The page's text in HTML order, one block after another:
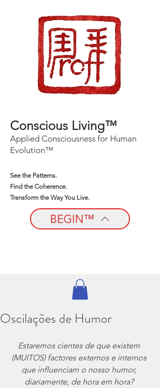
Conscious Living™
Applied Consciousness for Human
Evolution™
See the Patterns.
Find the Coherence.
Transform the Way You Live.
BEGIN™
Oscilações de Humor
Estaremos cientes de que existem
(MUITOS) factores externos e internos
que influenciam o nosso humor,
diariamente, de hora em hora?